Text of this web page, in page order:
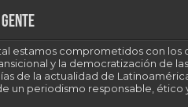
estamos comprometidos con los
y la democratización de
de la actualidad de
un periodismo responsable, ético